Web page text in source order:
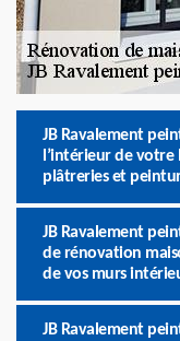
JB Ravalement
l’intérieur de
plâtreries et
JB Ravalement
de rénovation
de vos murs
JB Ravalement